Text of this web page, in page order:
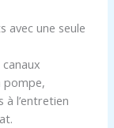
avec une seule
pompe,
à l’entretien